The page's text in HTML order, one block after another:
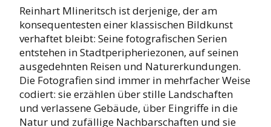
Reinhart Mlineritsch ist derjenige, der am
konsequentesten einer klassischen Bildkunst
verhaftet bleibt: Seine fotografischen Serien
entstehen in Stadtperipheriezonen, auf seinen
ausgedehnten Reisen und Naturerkundungen.
Die Fotografien sind immer in mehrfacher Weise
codiert: sie erzählen über stille Landschaften
und verlassene Gebäude, über Eingriffe in die
Natur und zufällige Nachbarschaften und sie